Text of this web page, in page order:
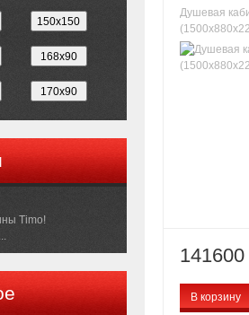
Душевая
В корзину
Timo!